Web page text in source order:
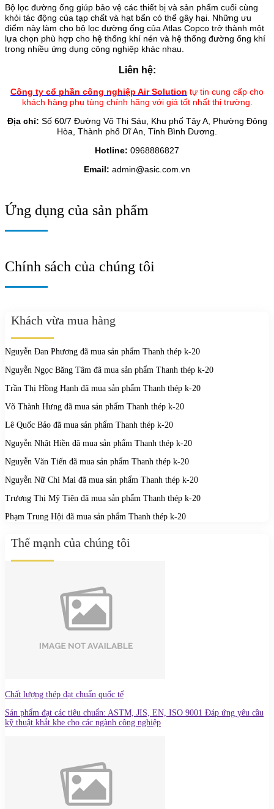
Bộ lọc đường ống giúp bảo vệ các thiết bị và sản phẩm cuối cùng
khỏi tác động của tạp chất và hạt bẩn có thể gây hại. Những ưu
điểm này làm cho bộ lọc đường ống của Atlas Copco trở thành một
lựa chọn phù hợp cho hệ thống khí nén và hệ thống đường ống khí
trong nhiều ứng dụng công nghiệp khác nhau.
Liên hệ:
Công ty cổ phần công nghiệp Air Solution tự tin cung cấp cho
khách hàng phụ tùng chính hãng với giá tốt nhất thị trường.
Địa chỉ: Số 60/7 Đường Võ Thị Sáu, Khu phố Tây A, Phường Đông
Hòa, Thành phố Dĩ An, Tỉnh Bình Dương.
Hotline: 0968886827
Email: admin@asic.com.vn
Ứng dụng của sản phẩm
Chính sách của chúng tôi
Khách vừa mua hàng
Nguyễn Đan Phương đã mua sản phẩm Thanh thép k-20
Nguyễn Ngọc Băng Tâm đã mua sản phẩm Thanh thép k-20
Trần Thị Hồng Hạnh đã mua sản phẩm Thanh thép k-20
Võ Thành Hưng đã mua sản phẩm Thanh thép k-20
Lê Quốc Bảo đã mua sản phẩm Thanh thép k-20
Nguyễn Nhật Hiền đã mua sản phẩm Thanh thép k-20
Nguyễn Văn Tiến đã mua sản phẩm Thanh thép k-20
Nguyễn Nữ Chi Mai đã mua sản phẩm Thanh thép k-20
Trương Thị Mỹ Tiên đã mua sản phẩm Thanh thép k-20
Phạm Trung Hội đã mua sản phẩm Thanh thép k-20
Thế mạnh của chúng tôi
Chất lượng thép đạt chuẩn quốc tế
Sản phẩm đạt các tiêu chuẩn: ASTM, JIS, EN, ISO 9001 Đáp ứng yêu cầu
kỹ thuật khắt khe cho các ngành công nghiệp